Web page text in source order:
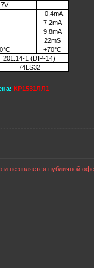
-0,4mA
7,2mA
9,8mA
22mS
+70°С
201.14-1 (DIP-14)
74LS32
КР1531ЛЛ1
не является публичной